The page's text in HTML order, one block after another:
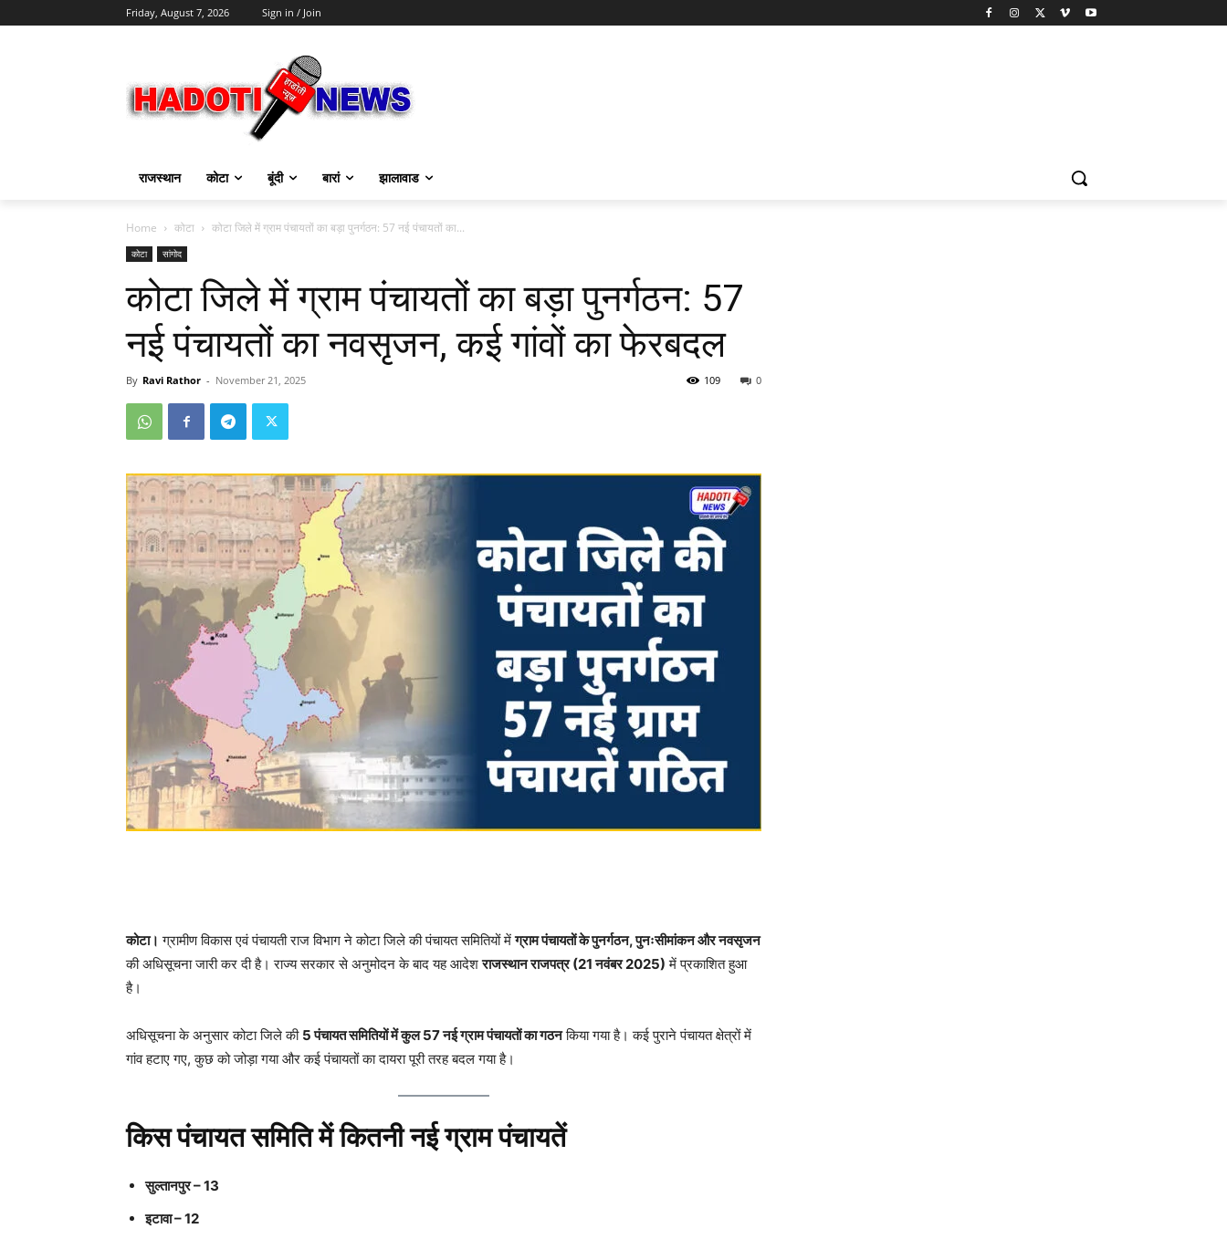
Friday, August 7, 2026 Sign in / Join
राजस्थान कोटा बूंदी बारां झालावाड
Home कोटा कोटा जिले में ग्राम पंचायतों का बड़ा पुनर्गठन: 57 नई पंचायतों का...
कोटा सांगोद
कोटा जिले में ग्राम पंचायतों का बड़ा पुनर्गठन: 57
नई पंचायतों का नवसृजन, कई गांवों का फेरबदल
By Ravi Rathor - November 21, 2025 0
109
कोटा। ग्रामीण विकास एवं पंचायती राज विभाग ने कोटा जिले की पंचायत समितियों मेंग्राम पंचायतों के पुनर्गठन, पुनःसीमांकन और नवसृजन
की अधिसूचना जारी कर दी है। राज्य सरकार से अनुमोदन के बाद यह आदेशराजस्थान राजपत्र (21 नवंबर 2025) में प्रकाशित हुआ
है।
अधिसूचना के अनुसार कोटा जिले की 5 पंचायत समितियों में कुल 57 नई ग्राम पंचायतों का गठनकिया गया है। कई पुराने पंचायत क्षेत्रों में
गांव हटाए गए, कुछ को जोड़ा गया और कई पंचायतों का दायरा पूरी तरह बदल गया है।
किस पंचायत समिति में कितनी नई ग्राम पंचायतें
सुल्तानपुर – 13
इटावा – 12